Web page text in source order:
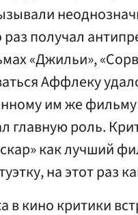
получал
«Джильи»,
Аффлеку
им же фильму
главную роль.
как лучший
на этот раз
кино критики